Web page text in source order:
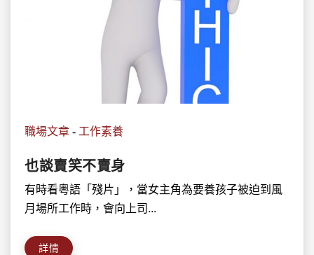
職場文章 - 工作素養
也談賣笑不賣身
有時看粵語「殘片」，當女主角為要養孩子被迫到風
月場所工作時，會向上司...
詳情